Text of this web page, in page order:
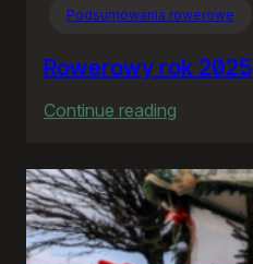
Podsumowania rowerowe
Rowerowy rok 2025
Continue reading
rok
2025